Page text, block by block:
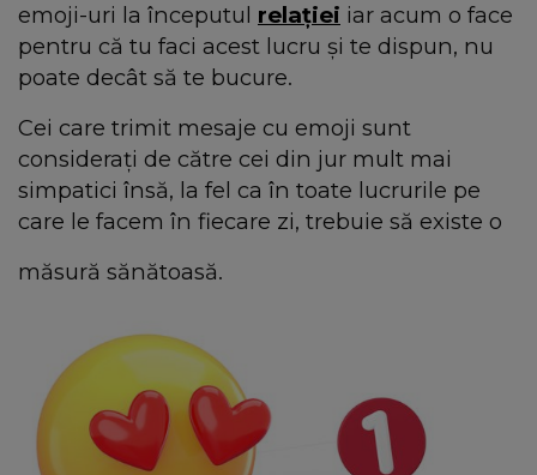
emoji-uri la începutul relației iar acum o face
pentru că tu faci acest lucru și te dispun, nu
poate decât să te bucure.
Cei care trimit mesaje cu emoji sunt
considerați de către cei din jur mult mai
simpatici însă, la fel ca în toate lucrurile pe
care le facem în fiecare zi, trebuie să existe o
măsură sănătoasă.